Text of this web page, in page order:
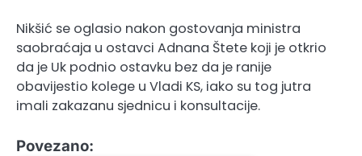
Nikšić se oglasio nakon gostovanja ministra
saobraćaja u ostavci Adnana Štete koji je otkrio
da je Uk podnio ostavku bez da je ranije
obavijestio kolege u Vladi KS, iako su tog jutra
imali zakazanu sjednicu i konsultacije.
Povezano: